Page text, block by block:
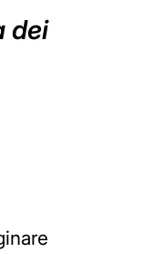
dei